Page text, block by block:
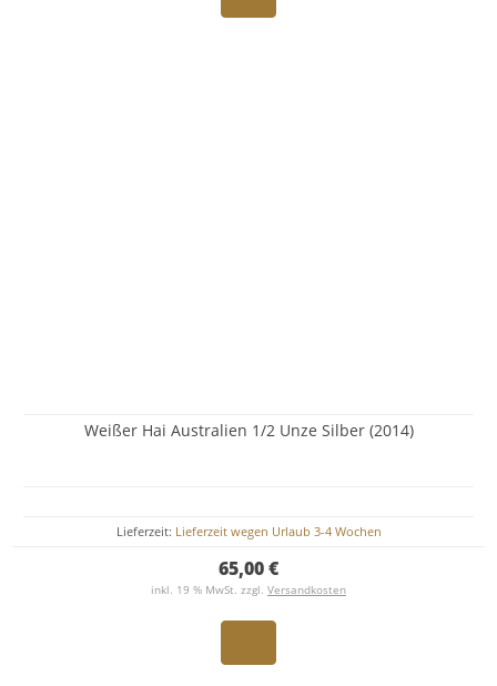
Weißer Hai Australien 1/2 Unze Silber (2014)
Lieferzeit: Lieferzeit wegen Urlaub 3-4 Wochen
65,00 €
inkl. 19 % MwSt. zzgl. Versandkosten